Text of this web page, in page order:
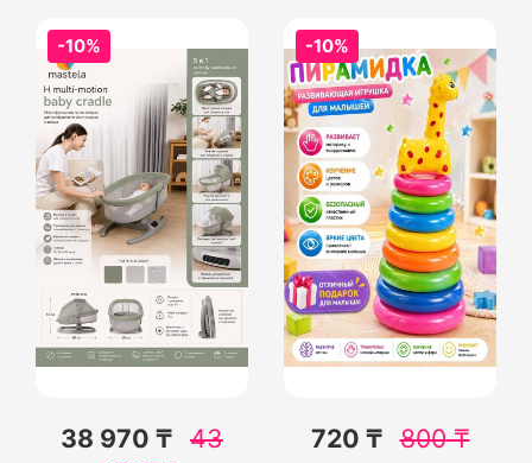
-10%
38 970 ₸ 43
-10%
720 ₸ 800₸